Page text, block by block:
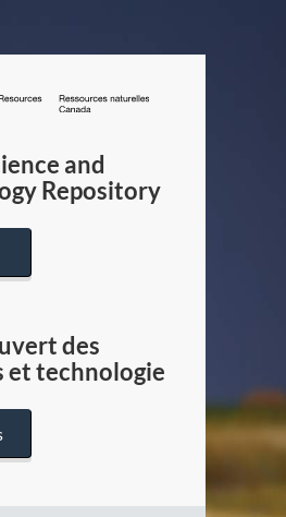
/
Canada
and
Repository
des
et technologie